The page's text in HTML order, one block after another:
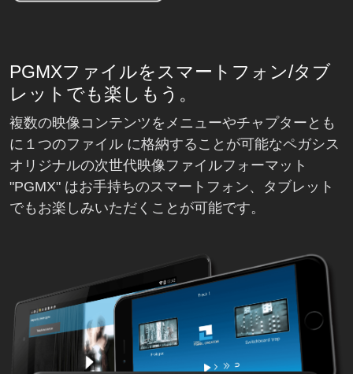
PGMXファイルをスマートフォン/タブ
レットでも楽しもう。
複数の映像コンテンツをメニューやチャプターとも
に１つのファイル に格納することが可能なペガシス
オリジナルの次世代映像ファイルフォーマット
"PGMX" はお手持ちのスマートフォン、タブレット
でもお楽しみいただくことが可能です。